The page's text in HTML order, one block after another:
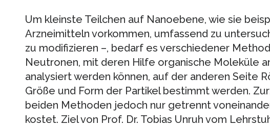
Um kleinste Teilchen auf Nanoebene, wie sie
Arzneimitteln vorkommen, umfassend zu
zu modifizieren –, bedarf es verschiedener
Neutronen, mit deren Hilfe organische Moleküle
analysiert werden können, auf der anderen Seite
Größe und Form der Partikel bestimmt werden.
beiden Methoden jedoch nur getrennt
kostet. Ziel von Prof. Dr. Tobias Unruh vom